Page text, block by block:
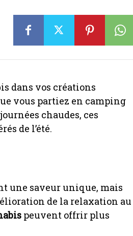
dans vos créations
vous partiez en camping
chaudes, ces
de l’été.
une saveur unique, mais
de la relaxation au
peuvent offrir plus